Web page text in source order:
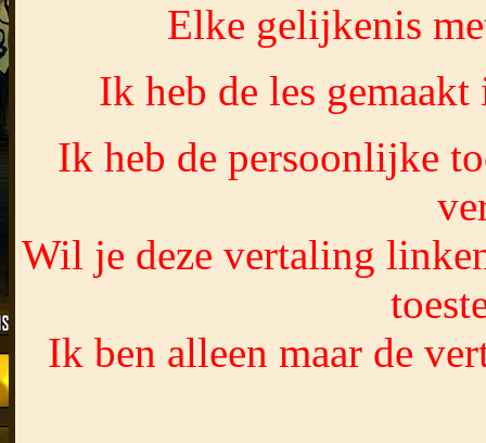
Elke gelijkenis
Ik heb de les
Ik heb de persoonlijke
Wil je deze vertaling
Ik ben alleen maar de